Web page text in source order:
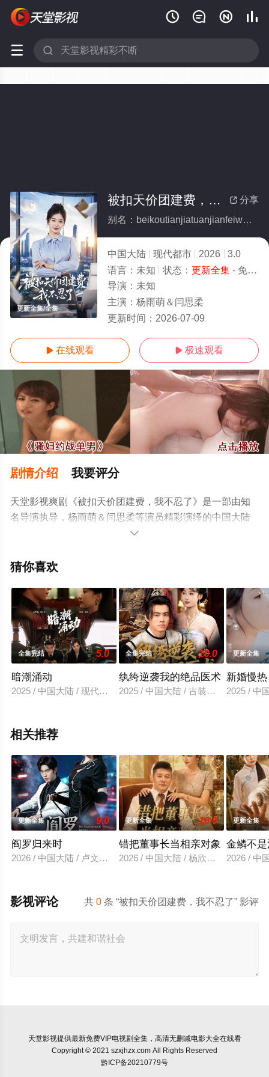
   
 
更新全集/全集
 分享
被扣天价团建费，我不忍了(全集)
别名：beikoutianjiatuanjianfeiwoburenliao
中国大陆 现代都市 2026
3.0
语言： 未知 状态： 更新全集- 免费在线观看
导演： 未知
主演： 杨雨萌＆闫思柔
更新时间： 2026-07-09
 在线观看  极速观看
剧情介绍 我要评分
天堂影视爽剧《被扣天价团建费，我不忍了》是一部由知
名导演执导，杨雨萌＆闫思柔等演员精彩演绎的中国大陆
电视剧，大结局剧情已揭晓（更新全集），手机免费观看
剧提前免费观看，更多剧情信息可移步至豆瓣电视剧、电

猜你喜欢
全集完结 5.0
暗潮涌动
2025 / 中国大陆 / 现代都市
全集完结 10.0
纨绔逆袭我的绝品医术
2025 / 中国大陆 / 古装仙侠
更新全集
新婚慢热
2025 / 中
相关推荐
更新全集 9.0
阎罗归来时
2026 / 中国大陆 / 卢文洁＆谢伊博
更新全集 10.0
错把董事长当相亲对象
2026 / 中国大陆 / 杨欣芮＆滕林＆马
更新全集
金鳞不
2026 / 中
共0 条 “被扣天价团建费，我不忍了” 影评
影视评论
天堂影视提供最新免费VIP电视剧全集，高清无删减电影大全在线看
Copyright © 2021 szxjhzx.com All Rights Reserved
黔ICP备20210779号